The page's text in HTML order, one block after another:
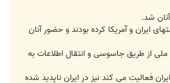
شد.
ايران و آمريکا کرده بودند و حضور آنان
از طريق جاسوسی و انتقال اطلاعات به
فعاليت می کند نيز در ايران ناپديد شده